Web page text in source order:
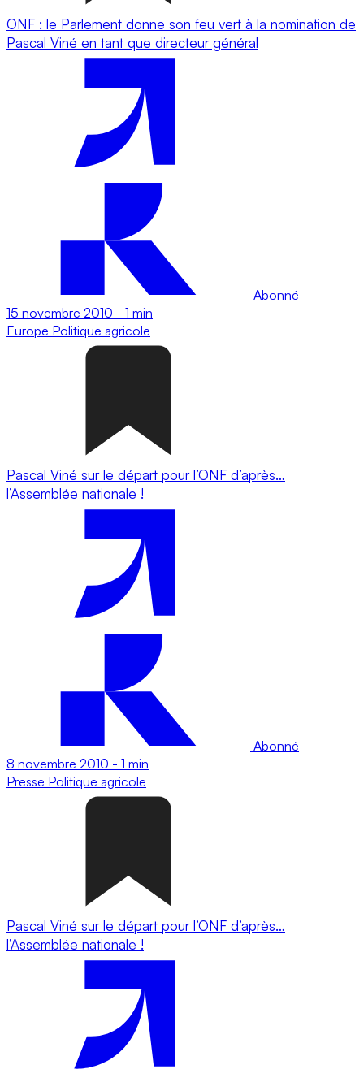
ONF : le Parlement donne son feu vert à la nomination de
Pascal Viné en tant que directeur général
Abonné
15 novembre 2010 - 1 min
Europe Politique agricole
Pascal Viné sur le départ pour l’ONF d’après…
l’Assemblée nationale !
Abonné
8 novembre 2010 - 1 min
Presse Politique agricole
Pascal Viné sur le départ pour l’ONF d’après…
l’Assemblée nationale !